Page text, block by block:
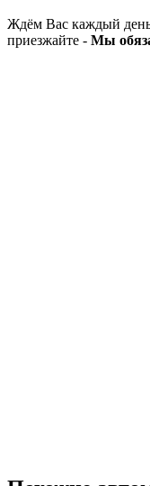
Ждём Вас каждый
приезжайте - Мы